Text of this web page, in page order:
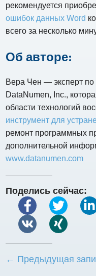
рекомендуется
ошибок данных Word
всего за несколько
Об авторе:
Вера Чен — эксперт
DataNumen, Inc.,
области технологий
инструмент для
ремонт программных
дополнительной
www.datanumen.com
Поделись сейчас:
← Предыдущая